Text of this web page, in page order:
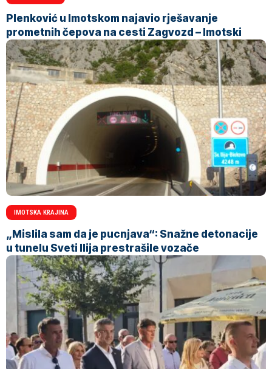
Plenković u Imotskom najavio rješavanje
prometnih čepova na cesti Zagvozd – Imotski
IMOTSKA KRAJINA
„Mislila sam da je pucnjava“: Snažne detonacije
u tunelu Sveti Ilija prestrašile vozače